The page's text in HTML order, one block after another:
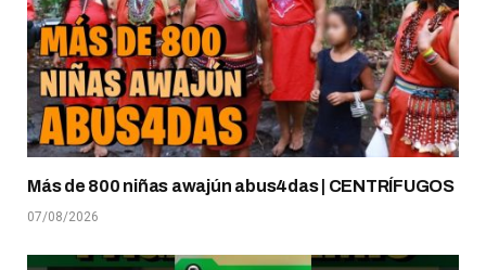
Más de 800 niñas awajún abus4das | CENTRÍFUGOS
07/08/2026